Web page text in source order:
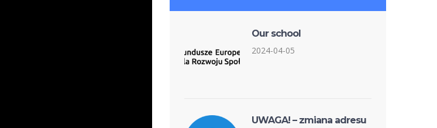
Our school
2024-04-05
UWAGA! – zmiana adresu